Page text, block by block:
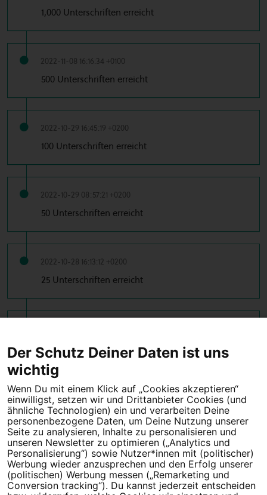
1,000 Unterschriften erreicht
2022-11-08 16:16:34 +0100
500 Unterschriften erreicht
2022-10-29 16:45:19 +0200
100 Unterschriften erreicht
2022-10-29 08:57:21 +0200
50 Unterschriften erreicht
2022-10-28 16:13:12 +0200
25 Unterschriften erreicht
10 Unterschriften erreicht
Tipps für deine Petition
Darum WeAct
Partnerprogramm
Erfolgreiche Petitionen
FAQs
Nutzungsbedingungen
Der Schutz Deiner Daten ist uns
wichtig
Wenn Du mit einem Klick auf „Cookies akzeptieren“
einwilligst, setzen wir und Drittanbieter Cookies (und
ähnliche Technologien) ein und verarbeiten Deine
personenbezogene Daten, um Deine Nutzung unserer
Seite zu analysieren, Inhalte zu personalisieren und
unseren Newsletter zu optimieren („Analytics und
Personalisierung“) sowie Nutzer*innen mit (politischer)
Werbung wieder anzusprechen und den Erfolg unserer
(politischen) Werbung messen („Remarketing und
Conversion tracking“). Du kannst jederzeit entscheiden